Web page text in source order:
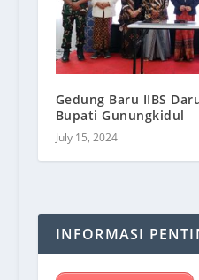
Gedung Baru IIBS
Bupati Gunungkidul
July 15, 2024
INFORMASI